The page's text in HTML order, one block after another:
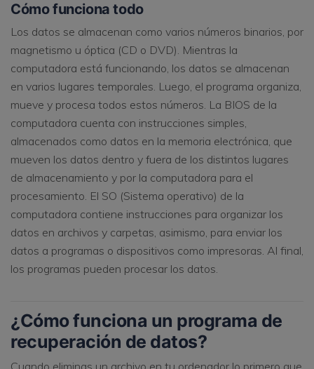
Cómo funciona todo
Los datos se almacenan como varios números binarios, por
magnetismo u óptica (CD o DVD). Mientras la
computadora está funcionando, los datos se almacenan
en varios lugares temporales. Luego, el programa organiza,
mueve y procesa todos estos números. La BIOS de la
computadora cuenta con instrucciones simples,
almacenados como datos en la memoria electrónica, que
mueven los datos dentro y fuera de los distintos lugares
de almacenamiento y por la computadora para el
procesamiento. El SO (Sistema operativo) de la
computadora contiene instrucciones para organizar los
datos en archivos y carpetas, asimismo, para enviar los
datos a programas o dispositivos como impresoras. Al final,
los programas pueden procesar los datos.
¿Cómo funciona un programa de
recuperación de datos?
Cuando eliminas un archivo en tu ordenador lo primero que